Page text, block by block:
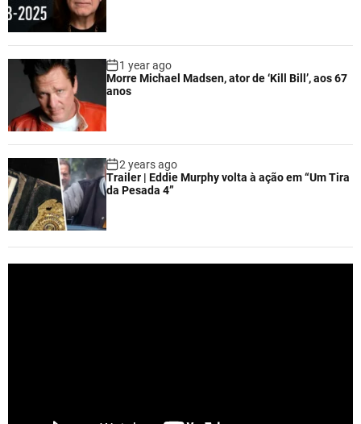
1 year ago
Morre Michael Madsen, ator de ‘Kill Bill’, aos 67
anos
2 years ago
Trailer | Eddie Murphy volta à ação em “Um Tira
da Pesada 4”